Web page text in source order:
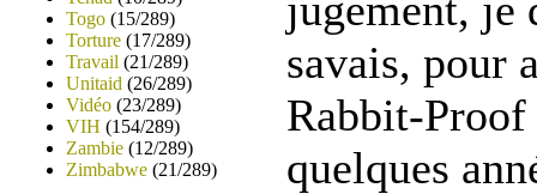
Togo (15/289)
Torture (17/289)
Travail (21/289)
Unitaid (26/289)
Vidéo (23/289)
VIH (154/289)
Zambie (12/289)
Zimbabwe (21/289)
savais, pour
Rabbit-
quelques